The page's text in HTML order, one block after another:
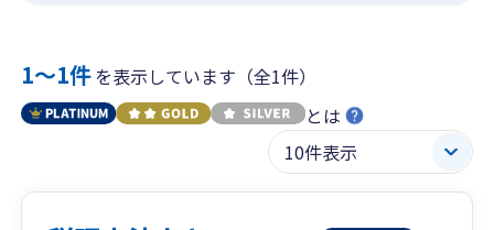
1〜1件を表示しています（全1件）
とは